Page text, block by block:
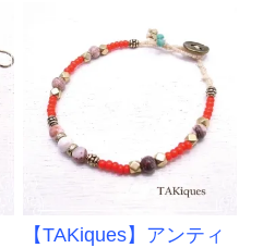
【TAKiques】アンティ